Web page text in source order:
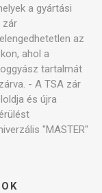
a gyártási
zár
az
ahol a
tartalmát
- A TSA zár
és újra
"MASTER"